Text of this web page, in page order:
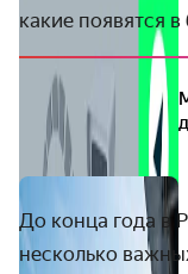
какие появятся
До конца года в
несколько